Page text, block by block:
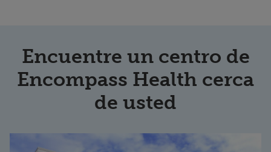
Encuentre un centro de
Encompass Health cerca
de usted